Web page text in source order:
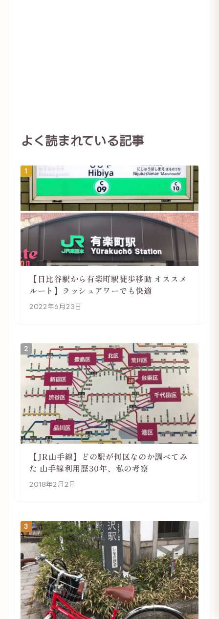
よく読まれている記事
1
【日比谷駅から有楽町駅徒歩移動 オススメ
ルート】ラッシュアワーでも快適
2022年6月23日
2
【JR山手線】どの駅が何区なのか調べてみ
た 山手線利用歴30年、私の考察
2018年2月2日
3